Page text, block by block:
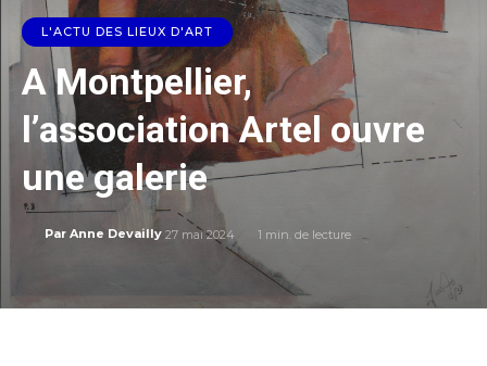
L'ACTU DES LIEUX D'ART
A Montpellier,
l’association Artel ouvre
une galerie
Par Anne Devailly 27 mai 2024 1 min. de lecture